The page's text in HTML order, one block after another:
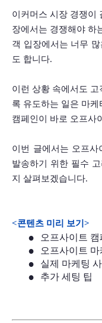
이커머스 시장 경쟁이
장에서는 경쟁해야 하
객 입장에서는 너무
도 합니다.
이런 상황 속에서도
록 유도하는 일은 마
캠페인이 바로 오프사
이번 글에서는 오프
발송하기 위한 필수
지 살펴보겠습니다.
<콘텐츠 미리 보기>
오프사이트
오프사이트
실제 마케팅 사
추가 세팅 팁